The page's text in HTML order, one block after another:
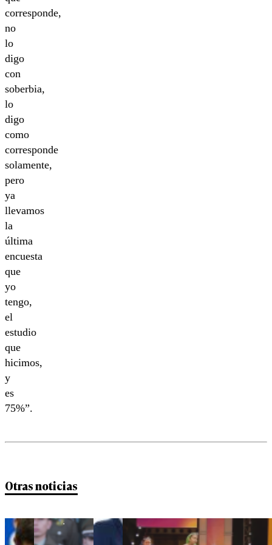
corresponde,
no
lo
digo
con
soberbia,
lo
digo
como
corresponde
solamente,
pero
ya
llevamos
la
última
encuesta
que
yo
tengo,
el
estudio
que
hicimos,
y
es
75%”.
Otras noticias